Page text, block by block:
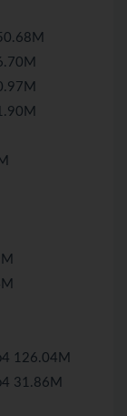
126.04M
31.86M